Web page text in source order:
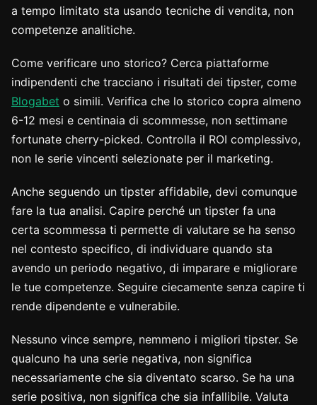
a tempo limitato sta usando tecniche di vendita, non
competenze analitiche.
Come verificare uno storico? Cerca piattaforme
indipendenti che tracciano i risultati dei tipster, come
Blogabet o simili. Verifica che lo storico copra almeno
6-12 mesi e centinaia di scommesse, non settimane
fortunate cherry-picked. Controlla il ROI complessivo,
non le serie vincenti selezionate per il marketing.
Anche seguendo un tipster affidabile, devi comunque
fare la tua analisi. Capire perché un tipster fa una
certa scommessa ti permette di valutare se ha senso
nel contesto specifico, di individuare quando sta
avendo un periodo negativo, di imparare e migliorare
le tue competenze. Seguire ciecamente senza capire ti
rende dipendente e vulnerabile.
Nessuno vince sempre, nemmeno i migliori tipster. Se
qualcuno ha una serie negativa, non significa
necessariamente che sia diventato scarso. Se ha una
serie positiva, non significa che sia infallibile. Valuta